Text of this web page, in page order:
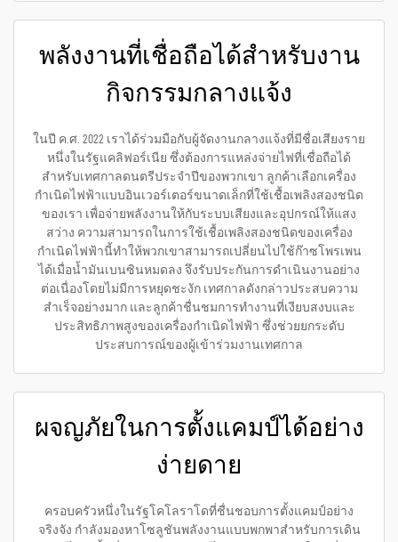
พลังงานที่เชื่อถือได้สำหรับงาน
กิจกรรมกลางแจ้ง
ในปี ค.ศ. 2022 เราได้ร่วมมือกับผู้จัดงานกลางแจ้งที่มีชื่อเสียงราย
หนึ่งในรัฐแคลิฟอร์เนีย ซึ่งต้องการแหล่งจ่ายไฟที่เชื่อถือได้
สำหรับเทศกาลดนตรีประจำปีของพวกเขา ลูกค้าเลือกเครื่อง
กำเนิดไฟฟ้าแบบอินเวอร์เตอร์ขนาดเล็กที่ใช้เชื้อเพลิงสองชนิด
ของเรา เพื่อจ่ายพลังงานให้กับระบบเสียงและอุปกรณ์ให้แสง
สว่าง ความสามารถในการใช้เชื้อเพลิงสองชนิดของเครื่อง
กำเนิดไฟฟ้านี้ทำให้พวกเขาสามารถเปลี่ยนไปใช้ก๊าซโพรเพน
ได้เมื่อน้ำมันเบนซินหมดลง จึงรับประกันการดำเนินงานอย่าง
ต่อเนื่องโดยไม่มีการหยุดชะงัก เทศกาลดังกล่าวประสบความ
สำเร็จอย่างมาก และลูกค้าชื่นชมการทำงานที่เงียบสงบและ
ประสิทธิภาพสูงของเครื่องกำเนิดไฟฟ้า ซึ่งช่วยยกระดับ
ประสบการณ์ของผู้เข้าร่วมงานเทศกาล
ผจญภัยในการตั้งแคมป์ได้อย่าง
ง่ายดาย
ครอบครัวหนึ่งในรัฐโคโลราโดที่ชื่นชอบการตั้งแคมป์อย่าง
จริงจัง กำลังมองหาโซลูชันพลังงานแบบพกพาสำหรับการเดิน